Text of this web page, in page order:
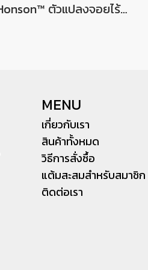
Honson™ ตัวแปลงจอยไร้สาย Wireless Controller Converter For Nintendo Switch,PC,PS4 ใช้ได้กับ PS5 PS4 PS3 XBOXONE S JoyPro
MENU
เกี่ยวกับเรา
สินค้าทั้งหมด
วิธีการสั่งซื้อ
แต้มสะสมสำหรับสมาชิก
ติดต่อเรา